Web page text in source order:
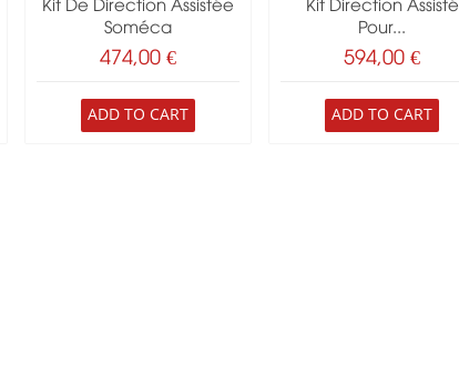
Kit De Direction Assistée
Soméca
474,00 €
ADD TO CART
Kit Direction Assisté
Pour...
594,00 €
ADD TO CART